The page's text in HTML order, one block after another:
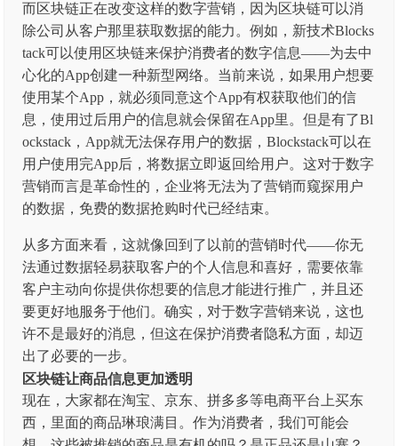
而区块链正在改变这样的数字营销，因为区块链可以消
除公司从客户那里获取数据的能力。例如，新技术Blocks
tack可以使用区块链来保护消费者的数字信息——为去中
心化的App创建一种新型网络。当前来说，如果用户想要
使用某个App，就必须同意这个App有权获取他们的信
息，使用过后用户的信息就会保留在App里。但是有了Bl
ockstack，App就无法保存用户的数据，Blockstack可以在
用户使用完App后，将数据立即返回给用户。这对于数字
营销而言是革命性的，企业将无法为了营销而窥探用户
的数据，免费的数据抢购时代已经结束。
从多方面来看，这就像回到了以前的营销时代——你无
法通过数据轻易获取客户的个人信息和喜好，需要依靠
客户主动向你提供你想要的信息才能进行推广，并且还
要更好地服务于他们。确实，对于数字营销来说，这也
许不是最好的消息，但这在保护消费者隐私方面，却迈
出了必要的一步。
区块链让商品信息更加透明
现在，大家都在淘宝、京东、拼多多等电商平台上买东
西，里面的商品琳琅满目。作为消费者，我们可能会